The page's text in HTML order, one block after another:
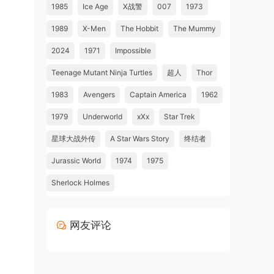
1985 Ice Age X战警 007 1973
1989 X-Men The Hobbit The Mummy
2024 1971 Impossible
Teenage Mutant Ninja Turtles 超人 Thor
1983 Avengers Captain America 1962
1979 Underworld xXx Star Trek
星球大战外传 A Star Wars Story 终结者
Jurassic World 1974 1975
Sherlock Holmes
网友评论